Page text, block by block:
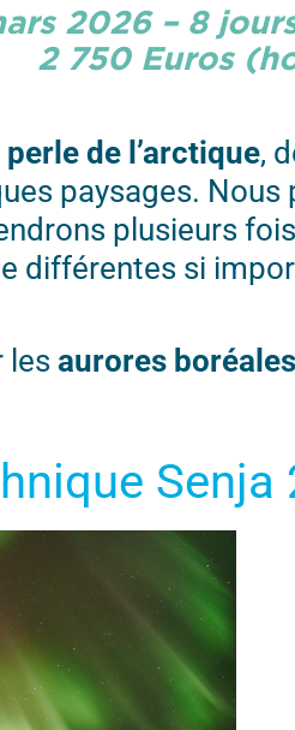
2026 – 8
2 750 Euros
perle de l’arctique,
paysages.
plusieurs
différentes si
les aurores boréales
Senja